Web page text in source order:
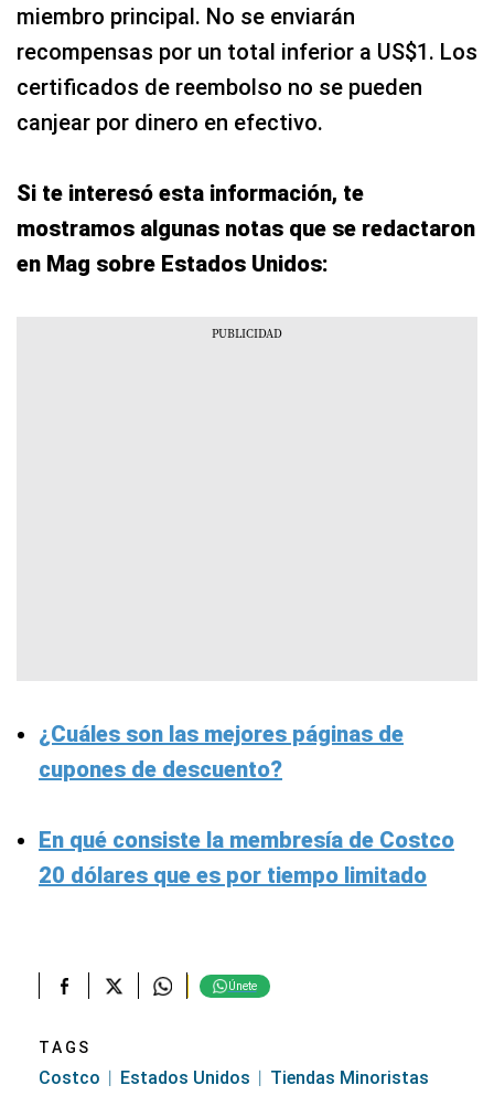
miembro principal. No se enviarán
recompensas por un total inferior a US$1. Los
certificados de reembolso no se pueden
canjear por dinero en efectivo.
Si te interesó esta información, te
mostramos algunas notas que se redactaron
en Mag sobre Estados Unidos:
¿Cuáles son las mejores páginas de
cupones de descuento?
En qué consiste la membresía de Costco
20 dólares que es por tiempo limitado
Únete
TAGS
Costco Estados Unidos Tiendas Minoristas